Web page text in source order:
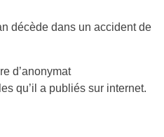
décède dans un accident de
d’anonymat
qu’il a publiés sur internet.